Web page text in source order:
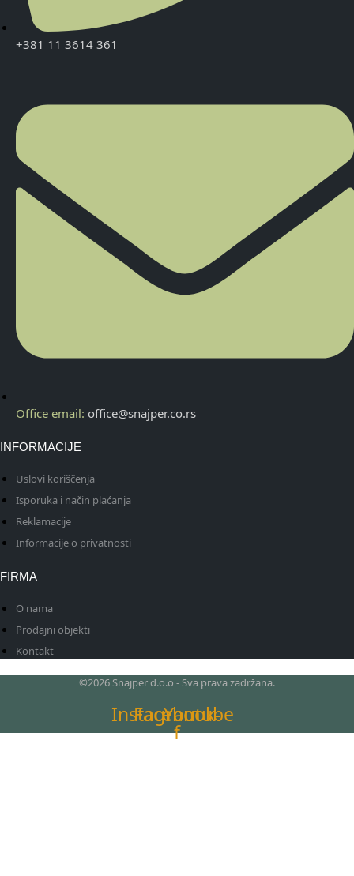
+381 11 3614 361
Office email: office@snajper.co.rs
INFORMACIJE
Uslovi koriščenja
Isporuka i način plaćanja
Reklamacije
Informacije o privatnosti
FIRMA
O nama
Prodajni objekti
Kontakt
©2026 Snajper d.o.o - Sva prava zadržana.
Instagram
Facebook-
f
Youtube